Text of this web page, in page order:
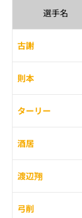
選手名
古謝
則本
ターリー
酒居
渡辺翔
弓削